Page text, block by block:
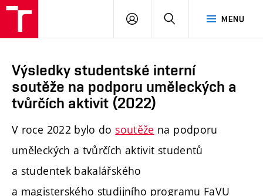
MENU
PŘIHLÁSIT
Výsledky studentské interní
soutěže na podporu uměleckých a
tvůrčích aktivit (2022)
V roce 2022 bylo do soutěže na podporu
uměleckých a tvůrčích aktivit studentů
a studentek bakalářského
a magisterského studijního programu FaVU